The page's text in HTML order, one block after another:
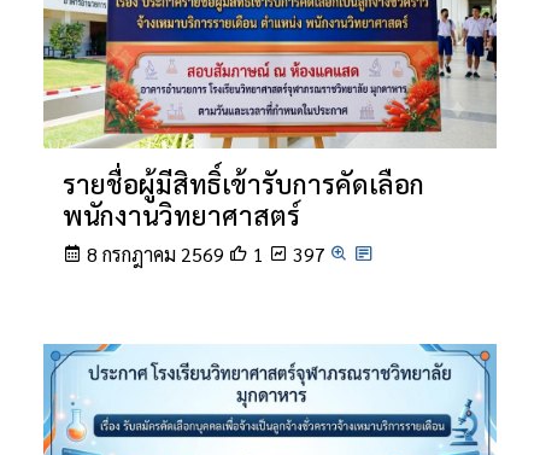
รายชื่อผู้มีสิทธิ์เข้ารับการคัดเลือก
พนักงานวิทยาศาสตร์
8 กรกฎาคม 2569 1 397